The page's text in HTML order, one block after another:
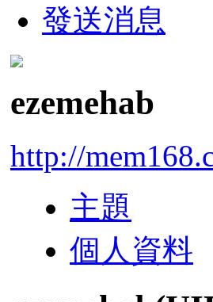
發送消息
ezemehab
http://
主題
個人資料